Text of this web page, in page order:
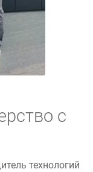
с
технологий